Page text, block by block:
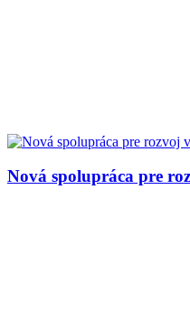
Nová spolupráca pre